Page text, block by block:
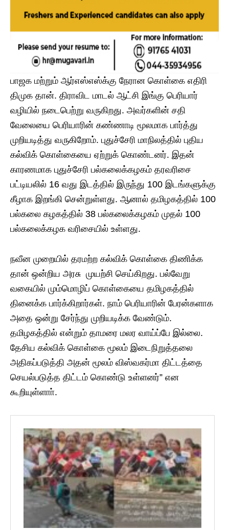
பாஜக மற்றும் ஆர்எஸ்எஸ்க்கு நேரான கொள்கை எதிரி
திமுக தான். திராவிட மாடல் ஆட்சி இங்கு பெரியார்
வழியில் நடைபெற்று வருகிறது. அவர்களின் சதி
வேலையை பெரியாரின் கண்ணாடி மூலமாக பார்த்து
முறியடித்து வருகிறோம். புதுச்சேரி மாநிலத்தில் புதிய
கல்விக் கொள்கையை ஏற்றுக் கொண்டனர். இதன்
காரணமாக புதுச்சேரி பல்கலைக்கழகம் தரவரிசை
பட்டியலில் 16 வது இடத்தில் இருந்து 100 இடங்களுக்கு
கீழாக இறங்கி சென்றுள்ளது. ஆனால் தமிழகத்தில் 100
பல்கலை கழகத்தில் 38 பல்கலைக்கழகம் முதல் 100
பல்கலைக்கழக வரிசையில் உள்ளது.
நவீன முறையில் தரமற்ற கல்விக் கொள்கை திணிக்க
தான் ஒன்றிய அரசு முயற்சி செய்கிறது. பல்வேறு
வகையில் மும்மொழிப் கொள்கையை தமிழகத்தில்
தினைக்க பார்க்கிறார்கள். நாம் பெரியாரின் பேரன்களாக
அதை ஒன்று சேர்ந்து முறியடிக்க வேண்டும்.
தமிழகத்தில் என்றும் தாமரை மலர வாய்ப்பே இல்லை.
தேசிய கல்விக் கொள்கை மூலம் இடைநிறுத்தலை
அதிகப்படுத்தி அதன் மூலம் விஸ்வகர்மா திட்டத்தை
செயல்படுத்த திட்டம் கொண்டு உள்ளனர்” என
கூறியுள்ளாா்.